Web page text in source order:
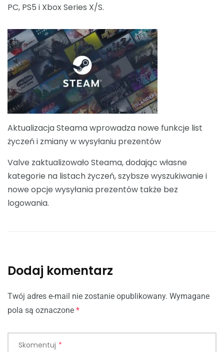
PC, PS5 i Xbox Series X/S.
Aktualizacja Steama wprowadza nowe funkcje list
życzeń i zmiany w wysyłaniu prezentów
Valve zaktualizowało Steama, dodając własne
kategorie na listach życzeń, szybsze wyszukiwanie i
nowe opcje wysyłania prezentów także bez
logowania.
Dodaj komentarz
Twój adres e-mail nie zostanie opublikowany. Wymagane
pola są oznaczone *
Skomentuj *